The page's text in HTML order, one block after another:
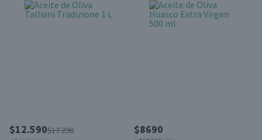
$12.590$17.290 $8690